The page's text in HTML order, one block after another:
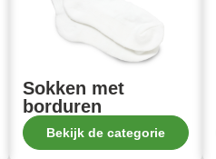
Sokken met
borduren
Bekijk de categorie